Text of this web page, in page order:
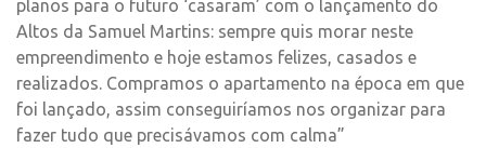
planos para o futuro ‘casaram’ com o lançamento do
Altos da Samuel Martins: sempre quis morar neste
empreendimento e hoje estamos felizes, casados e
realizados. Compramos o apartamento na época em que
foi lançado, assim conseguiríamos nos organizar para
fazer tudo que precisávamos com calma”